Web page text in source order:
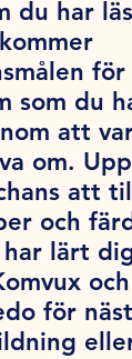
du har
som du
att
om.
att
och
har lärt
för